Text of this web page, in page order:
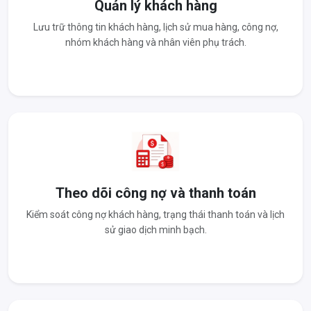
Quản lý khách hàng
Lưu trữ thông tin khách hàng, lịch sử mua hàng, công nợ,
nhóm khách hàng và nhân viên phụ trách.
Theo dõi công nợ và thanh toán
Kiểm soát công nợ khách hàng, trạng thái thanh toán và lịch
sử giao dịch minh bạch.